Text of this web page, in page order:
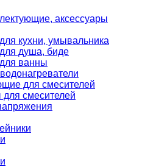
аксессуары
кухни, умывальника
душа, биде
ванны
для смесителей
для смесителей